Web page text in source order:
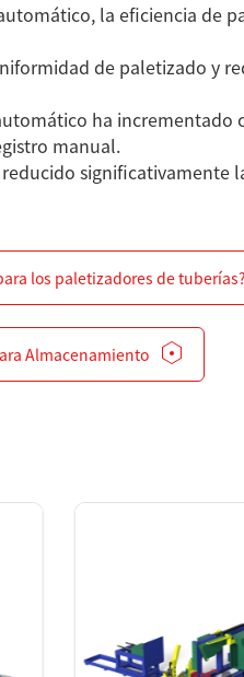
la eficiencia de
de paletizado y
ha incrementado
manual.
significativamente
los paletizadores de tuberías?
Almacenamiento